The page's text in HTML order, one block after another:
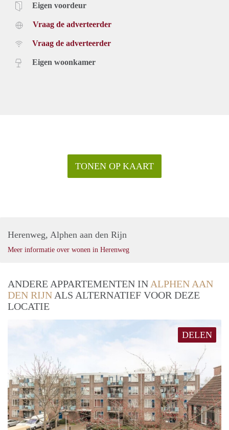
Eigen voordeur
Vraag de adverteerder
Vraag de adverteerder
Eigen woonkamer
TONEN OP KAART
Herenweg, Alphen aan den Rijn
Meer informatie over wonen in Herenweg
ANDERE APPARTEMENTEN IN ALPHEN AAN
DEN RIJN ALS ALTERNATIEF VOOR DEZE
LOCATIE
DELEN